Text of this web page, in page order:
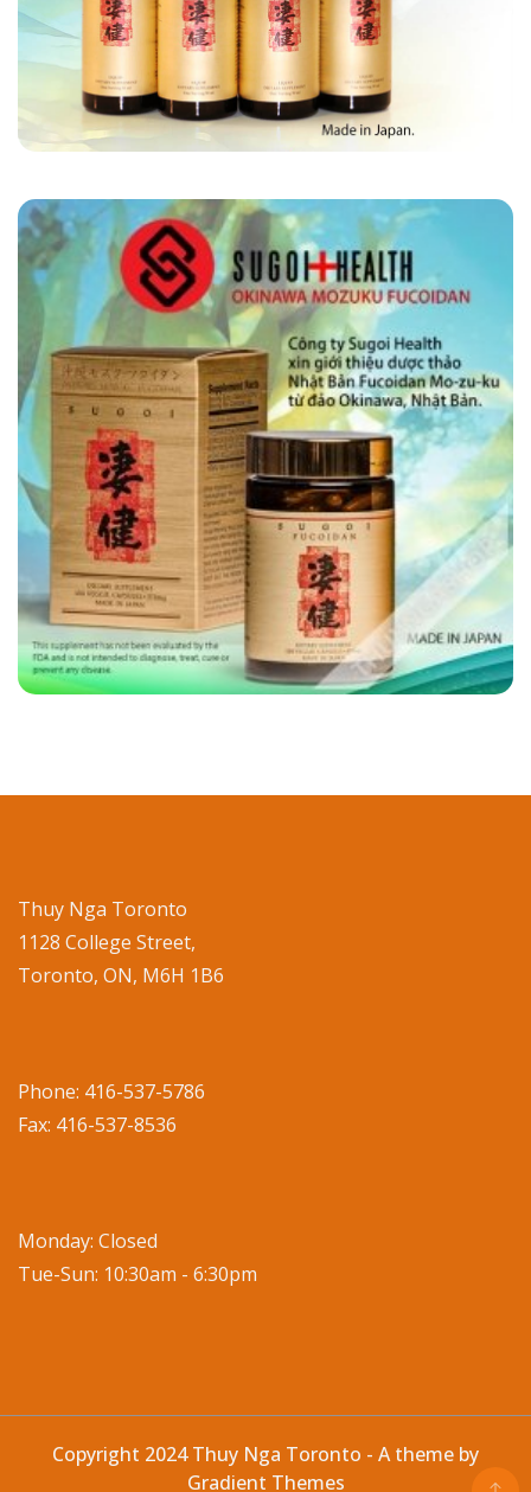
Thuy Nga Toronto
1128 College Street,
Toronto, ON, M6H 1B6
Phone: 416-537-5786
Fax: 416-537-8536
Monday: Closed
Tue-Sun: 10:30am - 6:30pm
Copyright 2024 Thuy Nga Toronto - A theme by
Gradient Themes